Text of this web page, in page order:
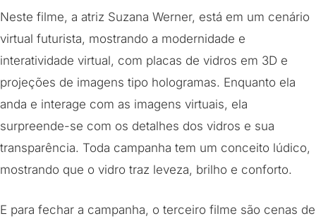
Neste filme, a atriz Suzana Werner, está em um cenário
virtual futurista, mostrando a modernidade e
interatividade virtual, com placas de vidros em 3D e
projeções de imagens tipo hologramas. Enquanto ela
anda e interage com as imagens virtuais, ela
surpreende-se com os detalhes dos vidros e sua
transparência. Toda campanha tem um conceito lúdico,
mostrando que o vidro traz leveza, brilho e conforto.
E para fechar a campanha, o terceiro filme são cenas de